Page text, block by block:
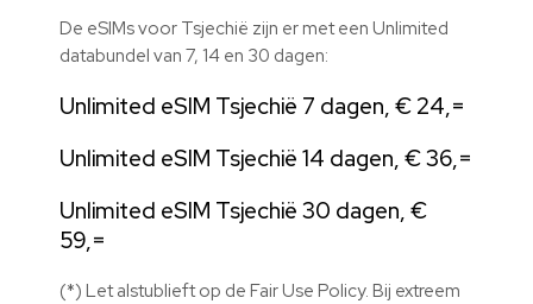
De eSIMs voor Tsjechië zijn er met een Unlimited
databundel van 7, 14 en 30 dagen:
Unlimited eSIM Tsjechië 7 dagen, € 24,=
Unlimited eSIM Tsjechië 14 dagen, € 36,=
Unlimited eSIM Tsjechië 30 dagen, €
59,=
(*) Let alstublieft op de Fair Use Policy. Bij extreem